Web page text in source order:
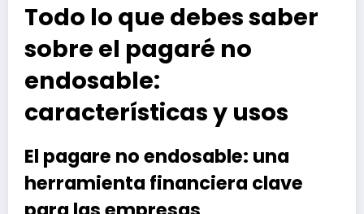
Todo lo que debes saber
sobre el pagaré no
endosable:
características y usos
El pagare no endosable: una
herramienta financiera clave